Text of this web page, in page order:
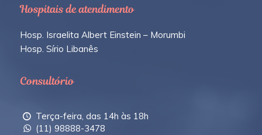
Hospitais de atendimento
Hosp. Israelita Albert Einstein – Morumbi
Hosp. Sírio Libanês
Consultório
Terça-feira, das 14h às 18h
(11) 98888-3478